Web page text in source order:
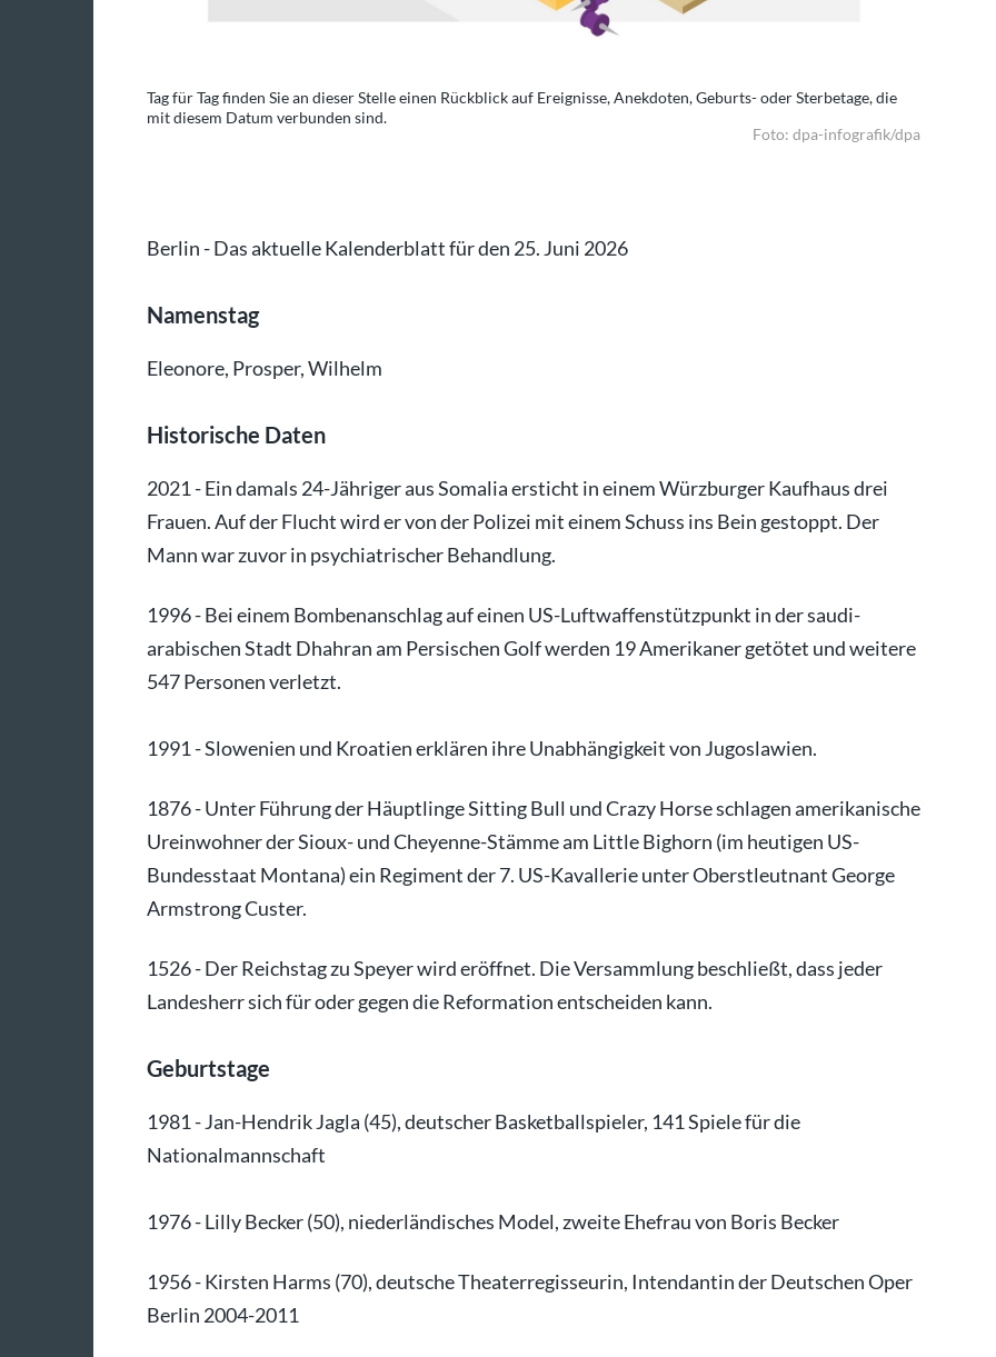
Tag für Tag finden Sie an dieser Stelle einen Rückblick auf Ereignisse, Anekdoten, Geburts- oder Sterbetage, die
mit diesem Datum verbunden sind.
Foto: dpa-infografik/dpa
Berlin - Das aktuelle Kalenderblatt für den 25. Juni 2026
Namenstag
Eleonore, Prosper, Wilhelm
Historische Daten
2021 - Ein damals 24-Jähriger aus Somalia ersticht in einem Würzburger Kaufhaus drei
Frauen. Auf der Flucht wird er von der Polizei mit einem Schuss ins Bein gestoppt. Der
Mann war zuvor in psychiatrischer Behandlung.
1996 - Bei einem Bombenanschlag auf einen US-Luftwaffenstützpunkt in der saudi-
arabischen Stadt Dhahran am Persischen Golf werden 19 Amerikaner getötet und weitere
547 Personen verletzt.
1991 - Slowenien und Kroatien erklären ihre Unabhängigkeit von Jugoslawien.
1876 - Unter Führung der Häuptlinge Sitting Bull und Crazy Horse schlagen amerikanische
Ureinwohner der Sioux- und Cheyenne-Stämme am Little Bighorn (im heutigen US-
Bundesstaat Montana) ein Regiment der 7. US-Kavallerie unter Oberstleutnant George
Armstrong Custer.
1526 - Der Reichstag zu Speyer wird eröffnet. Die Versammlung beschließt, dass jeder
Landesherr sich für oder gegen die Reformation entscheiden kann.
Geburtstage
1981 - Jan-Hendrik Jagla (45), deutscher Basketballspieler, 141 Spiele für die
Nationalmannschaft
1976 - Lilly Becker (50), niederländisches Model, zweite Ehefrau von Boris Becker
1956 - Kirsten Harms (70), deutsche Theaterregisseurin, Intendantin der Deutschen Oper
Berlin 2004-2011